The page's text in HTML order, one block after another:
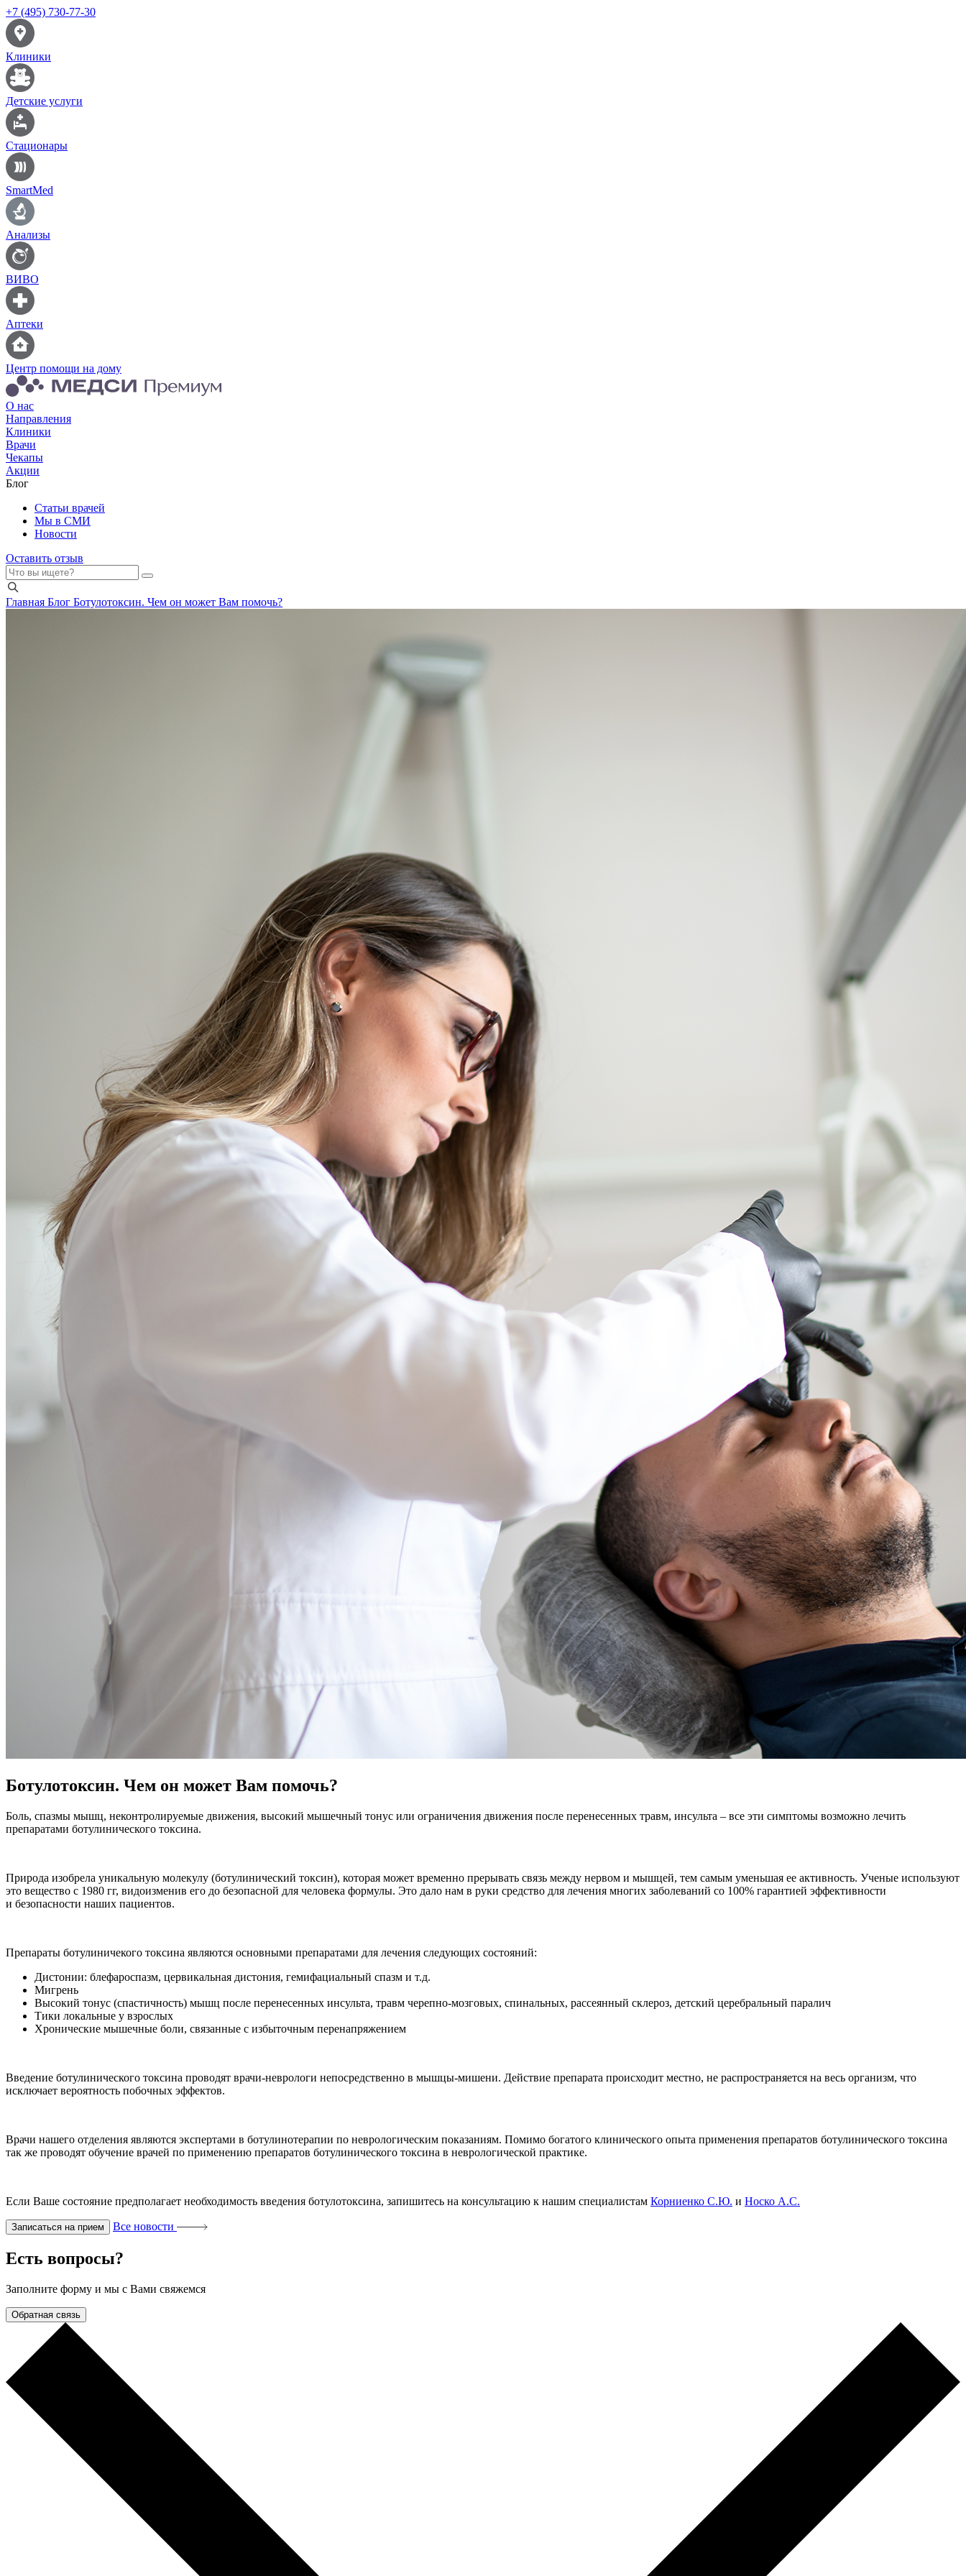
+7 (495) 730-77-30
Клиники
Детские услуги
Стационары
SmartMed
Анализы
ВИВО
Аптеки
Центр помощи на дому
О нас
Направления
Клиники
Врачи
Чекапы
Акции
Блог
Статьи врачей
Мы в СМИ
Новости
Оставить отзыв
Главная Блог Ботулотоксин. Чем он может Вам помочь?
Ботулотоксин. Чем он может Вам помочь?
Боль, спазмы мышц, неконтролируемые движения, высокий мышечный тонус или ограничения движения после перенесенных травм, инсульта – все эти симптомы возможно лечить
препаратами ботулинического токсина.
Природа изобрела уникальную молекулу (ботулинический токсин), которая может временно прерывать связь между нервом и мышцей, тем самым уменьшая ее активность. Ученые используют
это вещество с 1980 гг, видоизменив его до безопасной для человека формулы. Это дало нам в руки средство для лечения многих заболеваний со 100% гарантией эффективности
и безопасности наших пациентов.
Препараты ботулиничекого токсина являются основными препаратами для лечения следующих состояний:
Дистонии: блефароспазм, цервикальная дистония, гемифациальный спазм и т.д.
Мигрень
Высокий тонус (спастичность) мышц после перенесенных инсульта, травм черепно-мозговых, спинальных, рассеянный склероз, детский церебральный паралич
Тики локальные у взрослых
Хронические мышечные боли, связанные с избыточным перенапряжением
Введение ботулинического токсина проводят врачи-неврологи непосредственно в мышцы-мишени. Действие препарата происходит местно, не распространяется на весь организм, что
исключает вероятность побочных эффектов.
Врачи нашего отделения являются экспертами в ботулинотерапии по неврологическим показаниям. Помимо богатого клинического опыта применения препаратов ботулинического токсина
так же проводят обучение врачей по применению препаратов ботулинического токсина в неврологической практике.
Если Ваше состояние предполагает необходимость введения ботулотоксина, запишитесь на консультацию к нашим специалистам Корниенко С.Ю. и Носко А.С.
Записаться на прием Все новости
Есть вопросы?
Заполните форму и мы с Вами свяжемся
Обратная связь